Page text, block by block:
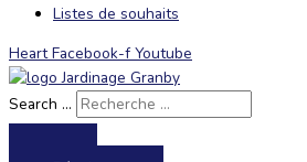
Listes de souhaits
Heart Facebook-f Youtube
Search ...